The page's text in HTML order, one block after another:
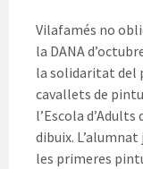
Vilafamés no
la DANA
la solidaritat del
cavallets de
l’Escola
dibuix.
les primeres